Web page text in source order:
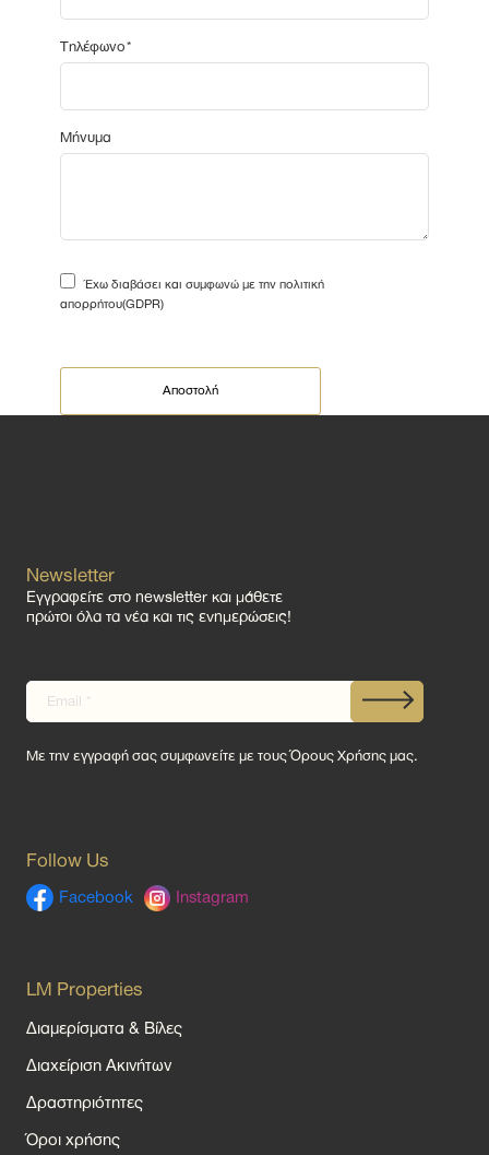
Τηλέφωνο*
Μήνυμα
Έχω διαβάσει και συμφωνώ με την πολιτική
απορρήτου(GDPR)
Newsletter
Εγγραφείτε στο newsletter και μάθετε
πρώτοι όλα τα νέα και τις ενημερώσεις!
Με την εγγραφή σας συμφωνείτε με τουςΌρους Χρήσης μας.
Follow Us
Facebook Instagram
LM Properties
Διαμερίσματα & Βίλες
Διαχείριση Ακινήτων
Δραστηριότητες
Όροι χρήσης